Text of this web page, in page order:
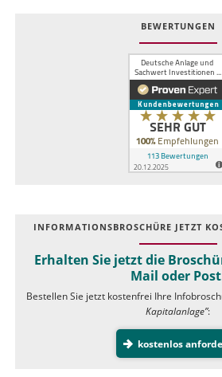
BEWERTUNGEN
INFOR­MATIONS­BROSCHÜRE JETZT
Erhalten Sie jetzt die
Mail oder
Bestellen Sie jetzt kostenfrei Ihre
Kapitalanlage”:
kostenlos